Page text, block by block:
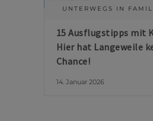
UNTERWEGS IN
15 Ausflugstipps mit
Hier hat Langeweile
Chance!
14. Januar 2026